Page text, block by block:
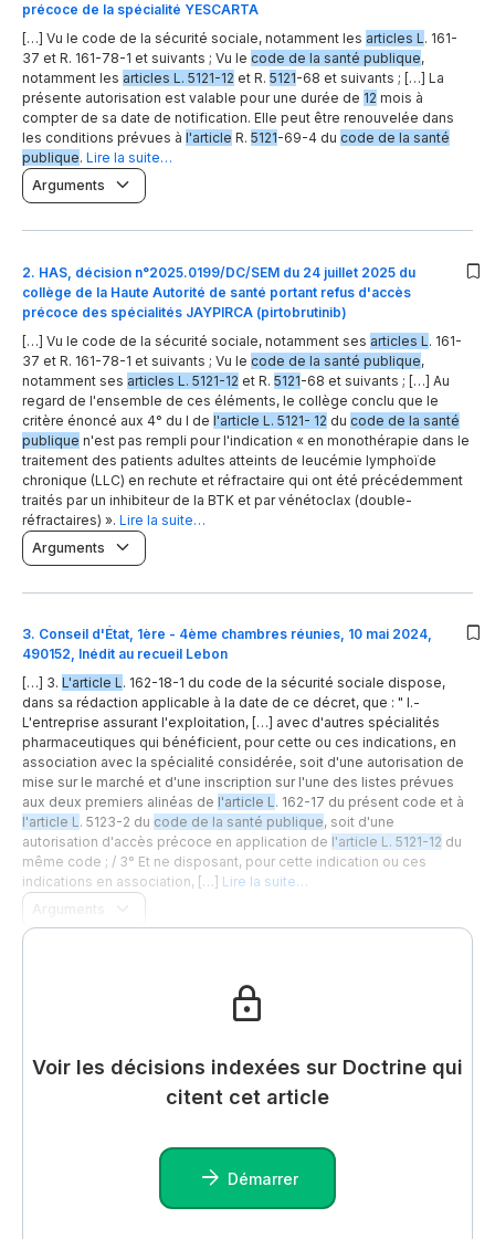
précoce de la spécialité YESCARTA
[…] Vu le code de la sécurité sociale, notamment les articles L. 161-
37 et R. 161-78-1 et suivants ; Vu le code de la santé publique,
notamment les articles L. 5121-12 et R. 5121-68 et suivants ; […] La
présente autorisation est valable pour une durée de 12 mois à
compter de sa date de notification. Elle peut être renouvelée dans
les conditions prévues à l'article R. 5121-69-4 du code de la santé
publique. Lire la suite…
Arguments
2. HAS, décision n°2025.0199/DC/SEM du 24 juillet 2025 du
collège de la Haute Autorité de santé portant refus d'accès
précoce des spécialités JAYPIRCA (pirtobrutinib)
[…] Vu le code de la sécurité sociale, notamment ses articles L . 161-
37 et R. 161-78-1 et suivants ; Vu le code de la santé publique,
notamment ses articles L. 5121-12 et R. 5121-68 et suivants ; […] Au
regard de l'ensemble de ces éléments, le collège conclu que le
critère énoncé aux 4° du I de l'article L. 5121- 12 du code de la santé
publique n'est pas rempli pour l'indication « en monothérapie dans le
traitement des patients adultes atteints de leucémie lymphoïde
chronique (LLC) en rechute et réfractaire qui ont été précédemment
traités par un inhibiteur de la BTK et par vénétoclax (double-
réfractaires) ». Lire la suite…
Arguments
3. Conseil d'État, 1ère - 4ème chambres réunies, 10 mai 2024,
490152, Inédit au recueil Lebon
[…] 3. L'article L. 162-18-1 du code de la sécurité sociale dispose,
dans sa rédaction applicable à la date de ce décret, que : " I.-
L'entreprise assurant l'exploitation, […] avec d'autres spécialités
pharmaceutiques qui bénéficient, pour cette ou ces indications, en
association avec la spécialité considérée, soit d'une autorisation de
mise sur le marché et d'une inscription sur l'une des listes prévues
aux deux premiers alinéas de l'article L. 162-17 du présent code et à
l'article L. 5123-2 du code de la santé publique, soit d'une
autorisation d'accès précoce en application de l'article L. 5121-12 du
même code ; / 3° Et ne disposant, pour cette indication ou ces
indications en association, […] Lire la suite…
Arguments
Voir les décisions indexées sur Doctrine qui
citent cet article
Démarrer